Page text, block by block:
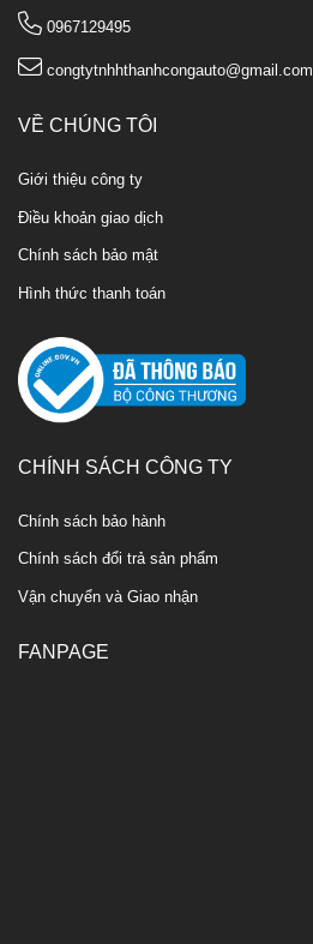
0967129495
congtytnhhthanhcongauto@gmail.com
VỀ CHÚNG TÔI
Giới thiệu công ty
Điều khoản giao dịch
Chính sách bảo mật
Hình thức thanh toán
CHÍNH SÁCH CÔNG TY
Chính sách bảo hành
Chính sách đổi trả sản phẩm
Vận chuyển và Giao nhận
FANPAGE